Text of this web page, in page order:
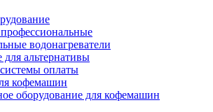
водонагреватели
альтернативы
оплаты
кофемашин
оборудование для кофемашин